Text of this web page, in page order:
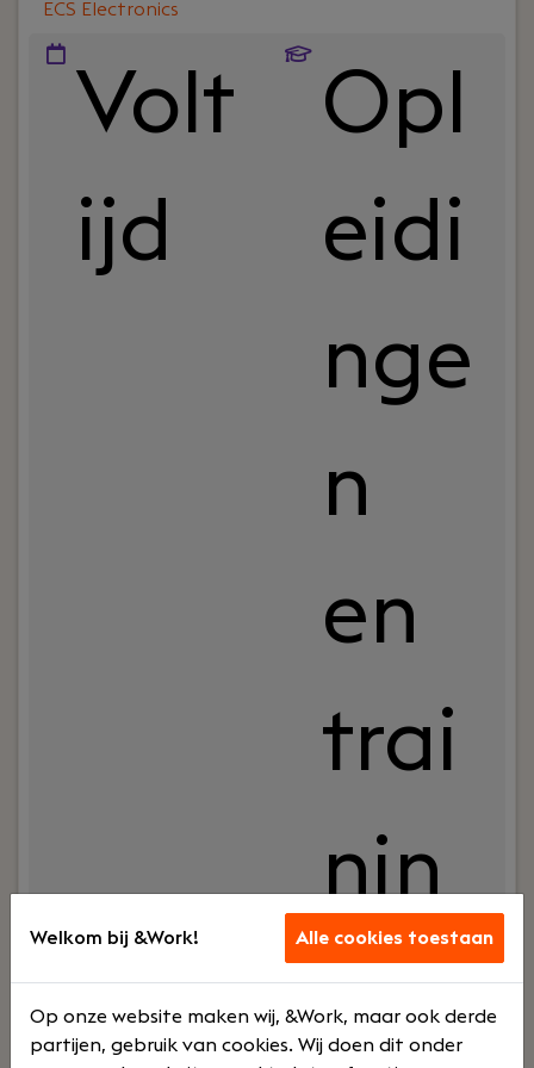
ECS Electronics
Volt
ijd
Opl
eidi
nge
n
en
trai
nin
g
Welkom bij &Work! Alle cookies toestaan
Op onze website maken wij, &Work, maar ook derde
partijen, gebruik van cookies. Wij doen dit onder